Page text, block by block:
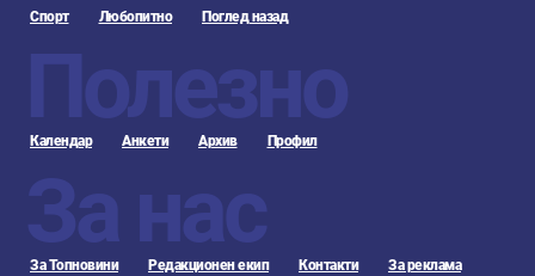
Спорт Любопитно Поглед назад
Полезно
Календар Анкети Архив Профил
За нас
За Топновини Редакционен екип Контакти За реклама